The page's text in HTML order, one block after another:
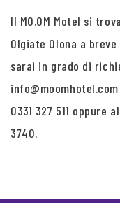
Il MO.OM Motel si
Olgiate Olona a
sarai in grado di
0331 327 511 oppure
3740.